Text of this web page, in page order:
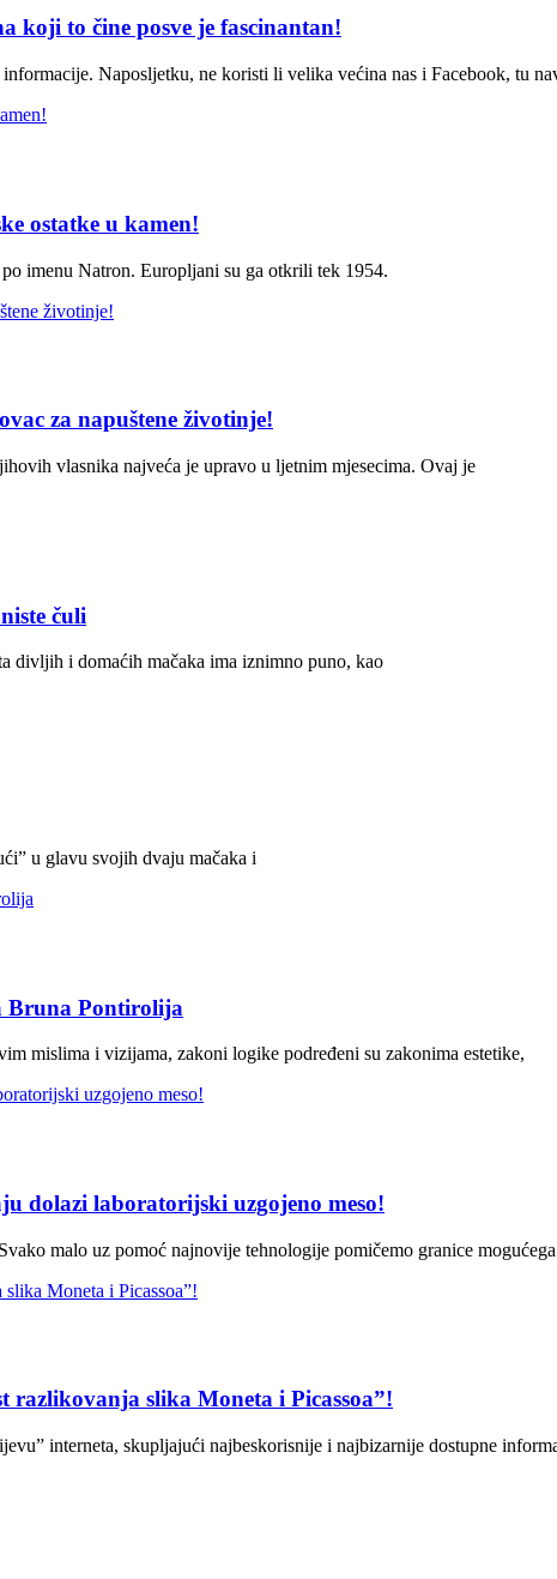
to čine posve je fascinantan!
Naposljetku, ne koristi li velika većina nas i Facebook, tu
ostatke u kamen!
imenu Natron. Europljani su ga otkrili tek 1954.
za napuštene životinje!
vlasnika najveća je upravo u ljetnim mjesecima. Ovaj je
čuli
divljih i domaćih mačaka ima iznimno puno, kao
u glavu svojih dvaju mačaka i
Bruna Pontirolija
mislima i vizijama, zakoni logike podređeni su zakonima estetike,
dolazi laboratorijski uzgojeno meso!
malo uz pomoć najnovije tehnologije pomičemo granice
razlikovanja slika Moneta i Picassoa”!
interneta, skupljajući najbeskorisnije i najbizarnije dostupne